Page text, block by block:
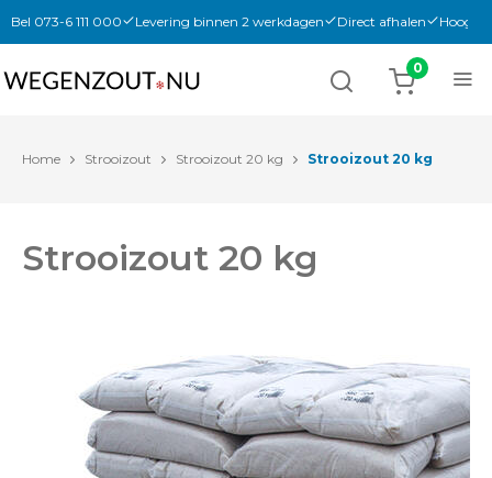
Bel 073-6 111 000 Levering binnen 2 werkdagen Direct afhalen
Home Strooizout Strooizout 20 kg Strooizout 20 kg
Strooizout 20 kg